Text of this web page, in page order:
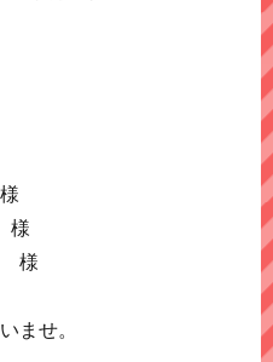
様
様
ませ。